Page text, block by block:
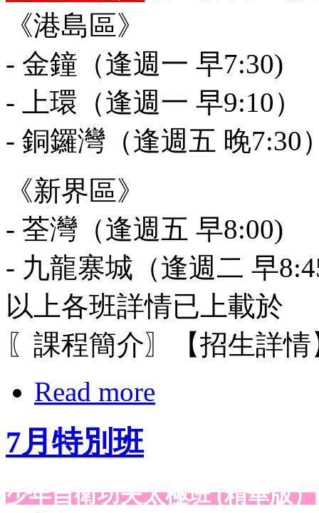
《港島區》
- 金鐘（逢週一 早7:30)
- 上環（逢週一 早9:10）
- 銅鑼灣（逢週五 晚7:30
《新界區》
- 荃灣（逢週五 早8:00)
- 九龍寨城（逢週二 早
以上各班詳情已上載於
〖課程簡介〗【招生詳情
Read more
7月特別班
少年自衛功夫太極班 (精華版）